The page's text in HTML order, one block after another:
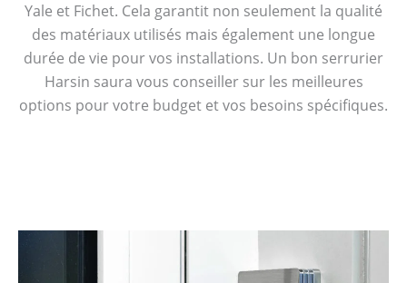
Yale et Fichet. Cela garantit non seulement la qualité
des matériaux utilisés mais également une longue
durée de vie pour vos installations. Un bon serrurier
Harsin saura vous conseiller sur les meilleures
options pour votre budget et vos besoins spécifiques.